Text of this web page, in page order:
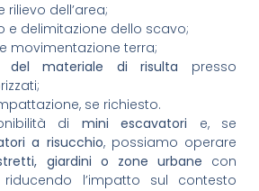
rilievo dell’area;
e delimitazione dello scavo;
movimentazione terra;
del materiale di risulta presso
se richiesto.
di mini escavatori e, se
a risucchio, possiamo operare
giardini o zone urbane con
l’impatto sul contesto